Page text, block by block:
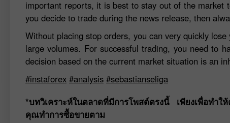
important reports, it is best to stay out of the market
you decide to trade during the news release, then
Without placing stop orders, you can very quickly
large volumes. For successful trading, you need to
decision based on the current market situation is an
#instaforex #analysis #sebastianseliga
*บทวิเคราะห์ในตลาดที่มีการโพสต์ตรงนี้ เพียงเพื่อทำ
คุณทำการซื้อขายตาม